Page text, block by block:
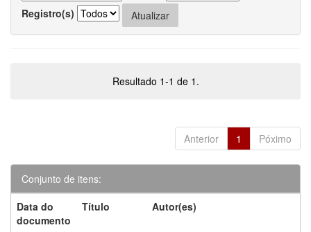
Registro(s)
Resultado 1-1 de 1.
Anterior 1 Póximo
Conjunto de itens:
Data do
documento
Título Autor(es)